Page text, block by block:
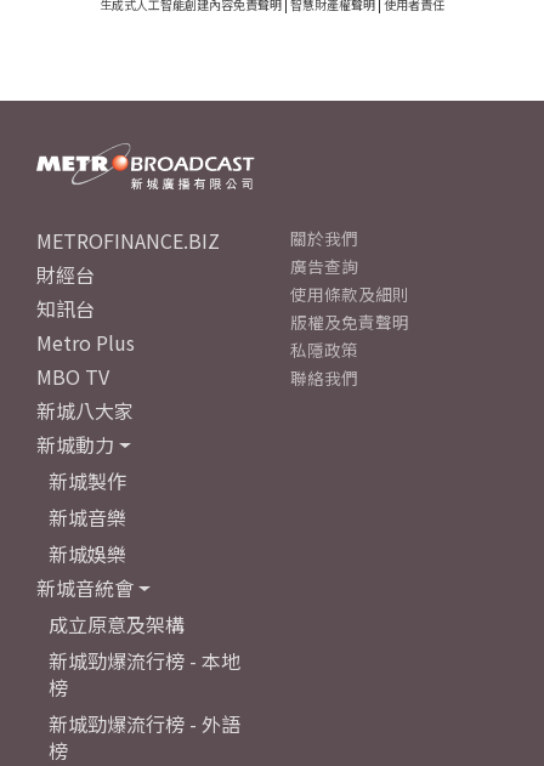
生成式人工智能創建內容免責聲明 | 智慧財產權聲明 | 使用者責任
METROFINANCE.BIZ
財經台
知訊台
Metro Plus
MBO TV
新城八大家
新城動力
新城製作
新城音樂
新城娛樂
新城音統會
成立原意及架構
新城勁爆流行榜 - 本地
榜
新城勁爆流行榜 - 外語
榜
關於我們
廣告查詢
使用條款及細則
版權及免責聲明
私隱政策
聯絡我們